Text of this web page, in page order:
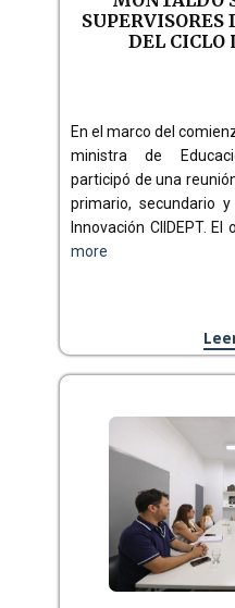
DEL CICLO
En el marco del
ministra de
participó de una
primario, secundario
Innovación CIIDEPT.
more